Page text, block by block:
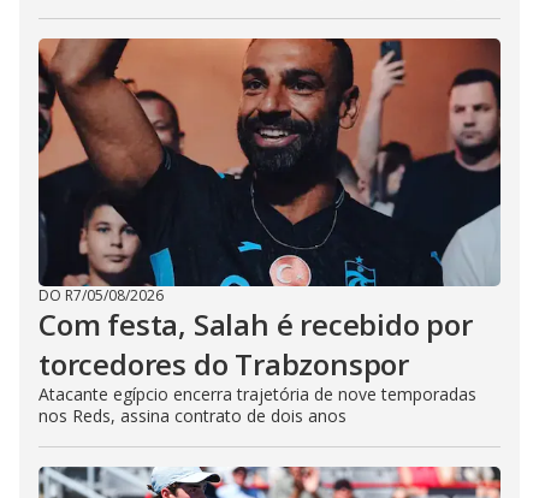
DO R7/05/08/2026
Com festa, Salah é recebido por
torcedores do Trabzonspor
Atacante egípcio encerra trajetória de nove temporadas
nos Reds, assina contrato de dois anos